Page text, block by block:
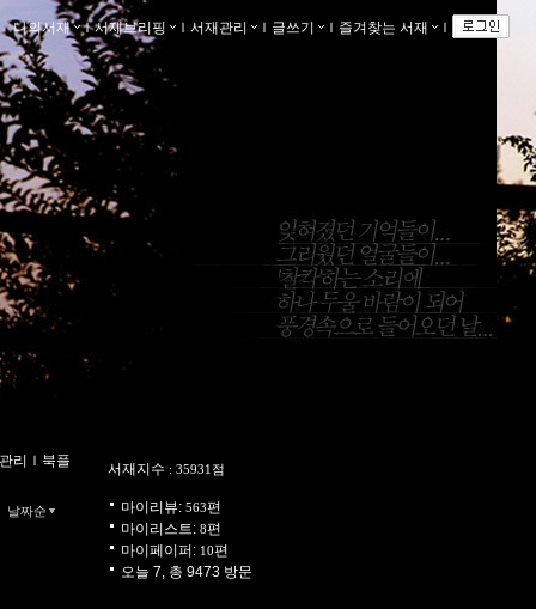
나의서재 ｌ서재브리핑 ｌ 서재관리 ｌ 글쓰기 ｌ 즐겨찾는 서재 ｌ
리 ｌ 북플
날짜순
서재지수 : 35931점
마이리뷰: 563편
마이리스트: 8편
마이페이퍼: 10편
오늘 7, 총 9473 방문